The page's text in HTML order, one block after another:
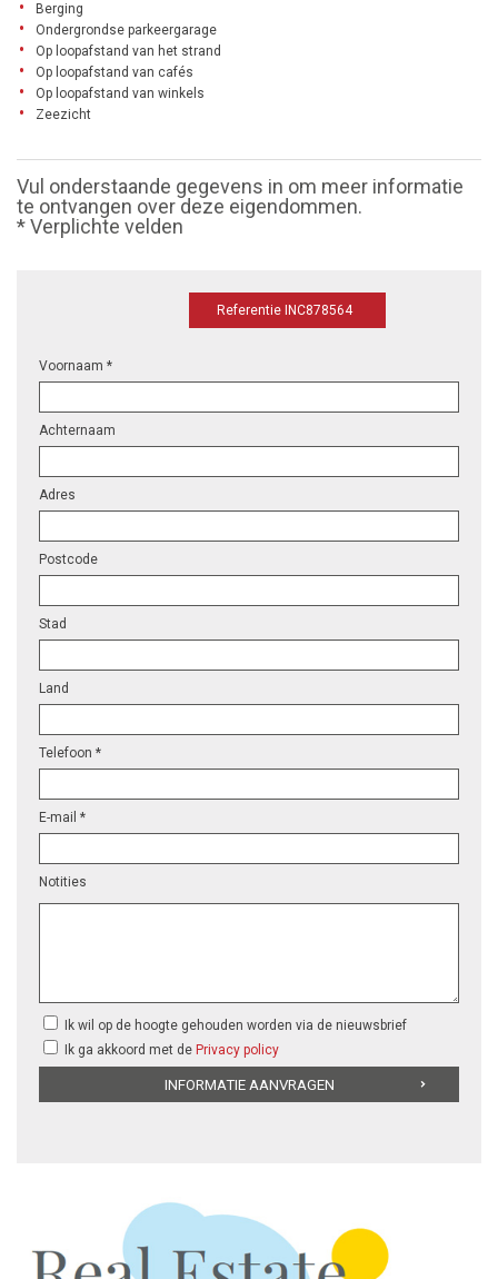
Berging
Ondergrondse parkeergarage
Op loopafstand van het strand
Op loopafstand van cafés
Op loopafstand van winkels
Zeezicht
Vul onderstaande gegevens in om meer informatie
te ontvangen over deze eigendommen.
* Verplichte velden
Referentie INC878564
Voornaam *
Achternaam
Adres
Postcode
Stad
Land
Telefoon *
E-mail *
Notities
Ik wil op de hoogte gehouden worden via de nieuwsbrief
Ik ga akkoord met de Privacy policy